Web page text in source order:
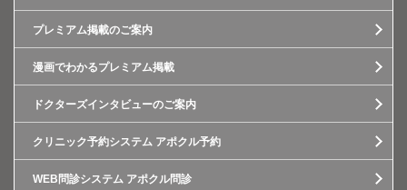
プレミアム掲載のご案内
漫画でわかるプレミアム掲載
ドクターズインタビューのご案内
クリニック予約システム アポクル予約
WEB問診システム アポクル問診